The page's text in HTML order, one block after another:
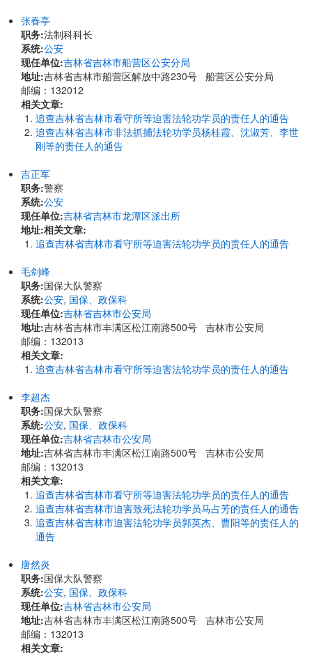
张春亭
职务:法制科科长
系统:公安
现任单位:吉林省吉林市船营区公安分局
地址:吉林省吉林市船营区解放中路230号 船营区公安分局
邮编：132012
相关文章:
追查吉林省吉林市看守所等迫害法轮功学员的责任人的通告
追查吉林省吉林市非法抓捕法轮功学员杨桂霞、沈淑芳、李世
刚等的责任人的通告
吉正军
职务:警察
系统:公安
现任单位:吉林省吉林市龙潭区派出所
地址:相关文章:
追查吉林省吉林市看守所等迫害法轮功学员的责任人的通告
毛剑峰
职务:国保大队警察
系统:公安, 国保、政保科
现任单位:吉林省吉林市公安局
地址:吉林省吉林市丰满区松江南路500号 吉林市公安局
邮编：132013
相关文章:
追查吉林省吉林市看守所等迫害法轮功学员的责任人的通告
李超杰
职务:国保大队警察
系统:公安, 国保、政保科
现任单位:吉林省吉林市公安局
地址:吉林省吉林市丰满区松江南路500号 吉林市公安局
邮编：132013
相关文章:
追查吉林省吉林市看守所等迫害法轮功学员的责任人的通告
追查吉林省吉林市迫害致死法轮功学员马占芳的责任人的通告
追查吉林省吉林市迫害法轮功学员郭英杰、曹阳等的责任人的
通告
唐然炎
职务:国保大队警察
系统:公安, 国保、政保科
现任单位:吉林省吉林市公安局
地址:吉林省吉林市丰满区松江南路500号 吉林市公安局
邮编：132013
相关文章: